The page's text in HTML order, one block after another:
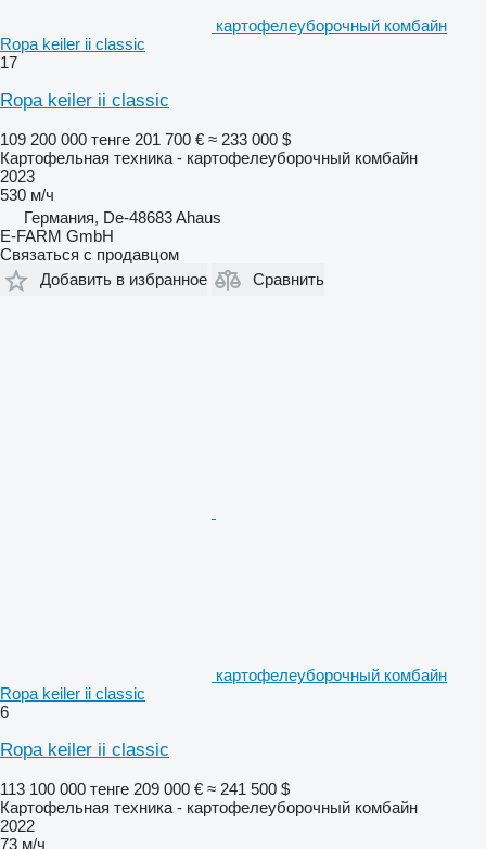
картофелеуборочный комбайн
Ropa keiler ii classic
17
Ropa keiler ii classic
109 200 000 тенге 201 700 € ≈ 233 000 $
Картофельная техника - картофелеуборочный комбайн
2023
530 м/ч
Германия, De-48683 Ahaus
E-FARM GmbH
Связаться с продавцом
Добавить в избранное
Сравнить
картофелеуборочный комбайн
Ropa keiler ii classic
6
Ropa keiler ii classic
113 100 000 тенге 209 000 € ≈ 241 500 $
Картофельная техника - картофелеуборочный комбайн
2022
73 м/ч